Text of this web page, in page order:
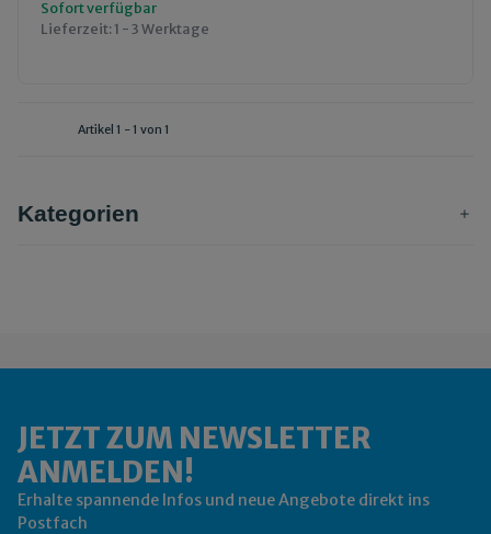
Sofort verfügbar
Lieferzeit:1 - 3 Werktage
Artikel 1 - 1 von 1
Kategorien
JETZT ZUM NEWSLETTER
ANMELDEN!
Erhalte spannende Infos und neue Angebote direkt ins
Postfach